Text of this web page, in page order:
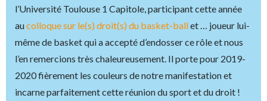
l’Université Toulouse 1 Capitole, participant cette année
aucolloque sur le(s) droit(s) du basket-ballet … joueur lui-
même de basket qui a accepté d’endosser ce rôle et nous
l’en remercions très chaleureusement. Il porte pour 2019-
2020 fièrement les couleurs de notre manifestation et
incarne parfaitement cette réunion du sport et du droit !